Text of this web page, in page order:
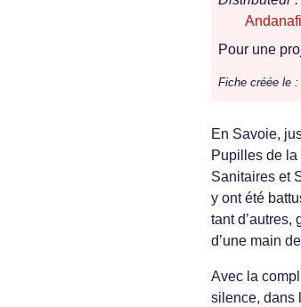
Pour une
Fiche créée le :
En Savoie,
Pupilles de
Sanitaires et
y ont été
tant
d’une main
Avec la
silence, dans